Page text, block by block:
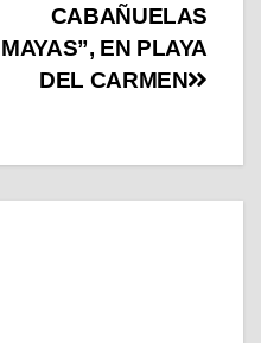
CABAÑUELAS
MAYAS”, EN PLAYA
DEL CARMEN